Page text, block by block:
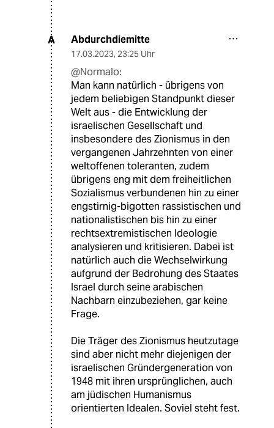
A Abdurchdiemitte
17.03.2023, 23:25 Uhr
@Normalo:
Man kann natürlich - übrigens von
jedem beliebigen Standpunkt dieser
Welt aus - die Entwicklung der
israelischen Gesellschaft und
insbesondere des Zionismus in den
vergangenen Jahrzehnten von einer
weltoffenen toleranten, zudem
übrigens eng mit dem freiheitlichen
Sozialismus verbundenen hin zu einer
engstirnig-bigotten rassistischen und
nationalistischen bis hin zu einer
rechtsextremistischen Ideologie
analysieren und kritisieren. Dabei ist
natürlich auch die Wechselwirkung
aufgrund der Bedrohung des Staates
Israel durch seine arabischen
Nachbarn einzubeziehen, gar keine
Frage.
Die Träger des Zionismus heutzutage
sind aber nicht mehr diejenigen der
israelischen Gründergeneration von
1948 mit ihren ursprünglichen, auch
am jüdischen Humanismus
orientierten Idealen. Soviel steht fest.